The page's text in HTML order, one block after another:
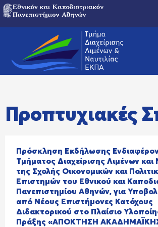
Προπτυχιακές
Πρόσκληση Εκδήλωσης
Τμήματος Διαχείρισης Λιμένων και
της Σχολής Οικονομικών και
Επιστημών του Εθνικού και
Πανεπιστημίου Αθηνών, για
από Νέους Επιστήμονες Κατόχους
Διδακτορικού στο Πλαίσιο
Πράξης «ΑΠΟΚΤΗΣΗ